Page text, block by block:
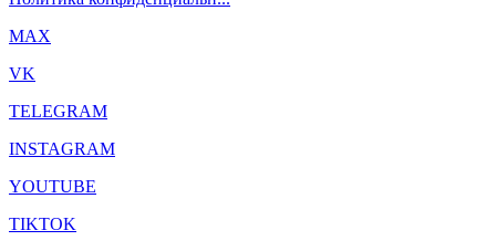
MAX
VK
TELEGRAM
INSTAGRAM
YOUTUBE
TIKTOK